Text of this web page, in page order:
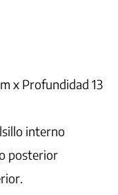
x Profundidad 13
interno
posterior